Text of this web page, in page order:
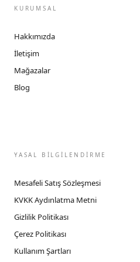
KURUMSAL
Hakkımızda
İletişim
Mağazalar
Blog
YASAL BİLGİLENDİRME
Mesafeli Satış Sözleşmesi
KVKK Aydınlatma Metni
Gizlilik Politikası
Çerez Politikası
Kullanım Şartları